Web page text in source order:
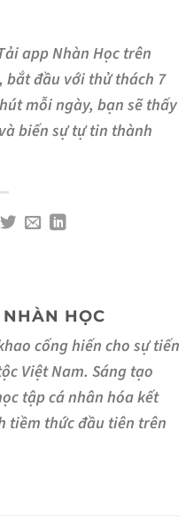
app Nhàn Học trên
bắt đầu với thử thách 7
mỗi ngày, bạn sẽ thấy
biến sự tự tin thành
NHÀN HỌC
cống hiến cho sự tiến
Việt Nam. Sáng tạo
tập cá nhân hóa kết
tiềm thức đầu tiên trên